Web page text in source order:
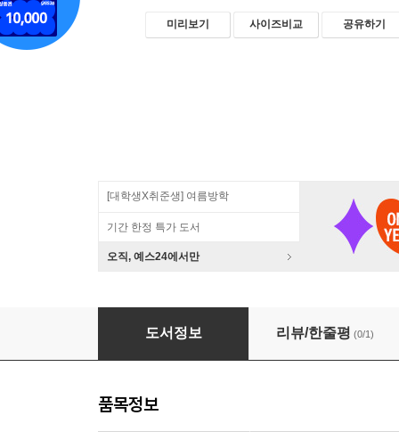
미리보기 사이즈비교 공유하기
[대학생X취준생] 여름방학
기간 한정 특가 도서
오직, 예스24에서만
데이터 분석을 위한 수리 모델 입문
도서정보 리뷰/한줄평 (0/1)
품목정보